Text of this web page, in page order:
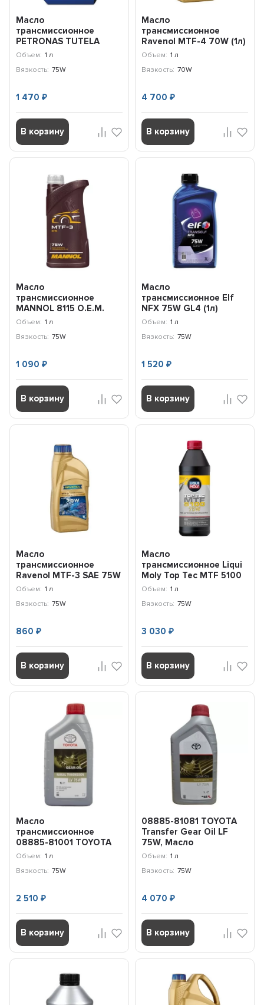
Масло
трансмиссионное
PETRONAS TUTELA
GEARFORCE 75W (1л)
Объем: 1 л
Вязкость: 75W
1 470₽
В корзину
Масло
трансмиссионное
Ravenol MTF-4 70W (1л)
122111300101999
Объем: 1 л
Вязкость: 70W
4 700 ₽
В корзину
Масло
трансмиссионное
MANNOL 8115 O.E.M.
MTF-3 75W (1л) 81151P
Объем: 1 л
Вязкость: 75W
1 090₽
В корзину
Масло
трансмиссионное Elf
NFX 75W GL4 (1л)
223519
Объем: 1 л
Вязкость: 75W
1 520 ₽
В корзину
Масло
трансмиссионное
Ravenol MTF-3 SAE 75W
(1л) 1221104-001-01-999
Объем: 1 л
Вязкость: 75W
860₽
В корзину
Масло
трансмиссионное Liqui
Moly Top Tec MTF 5100
75W (1л) 20842
Объем: 1 л
Вязкость: 75W
3 030 ₽
В корзину
Масло
транcмиссионное
08885-81001 TOYOTA
LV 75W (1л)
Объем: 1 л
Вязкость: 75W
2 510₽
В корзину
08885-81081 TOYOTA
Transfer Gear Oil LF
75W, Масло
транcмиссионное (1л)
Объем: 1 л
Вязкость: 75W
4 070 ₽
В корзину